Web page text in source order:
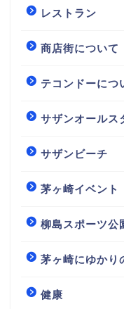
レストラン
商店街について
テコンドーにつ
サザンオールス
サザンビーチ
茅ヶ崎イベント
柳島スポーツ公
茅ヶ崎にゆかり
健康